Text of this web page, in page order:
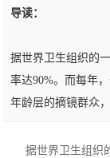
导读：
据世界卫生组织的
率达90%。而每年
年龄层的摘镜群众
据世界卫生组织